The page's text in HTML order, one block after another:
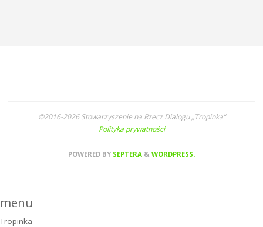
©2016-2026 Stowarzyszenie na Rzecz Dialogu „Tropinka”
Polityka prywatności
POWERED BY SEPTERA & WORDPRESS.
menu
Tropinka